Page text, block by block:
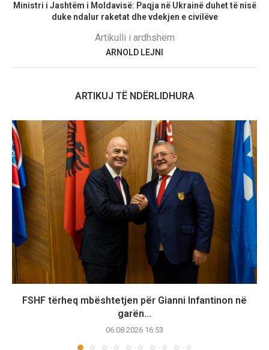
Ministri i Jashtëm i Moldavisë: Paqja në Ukrainë duhet të nisë
duke ndalur raketat dhe vdekjen e civilëve
Artikulli i ardhshëm
ARNOLD LEJNI
ARTIKUJ TË NDËRLIDHURA
FSHF tërheq mbështetjen për Gianni Infantinon në
garën...
06.08.2026 16:53